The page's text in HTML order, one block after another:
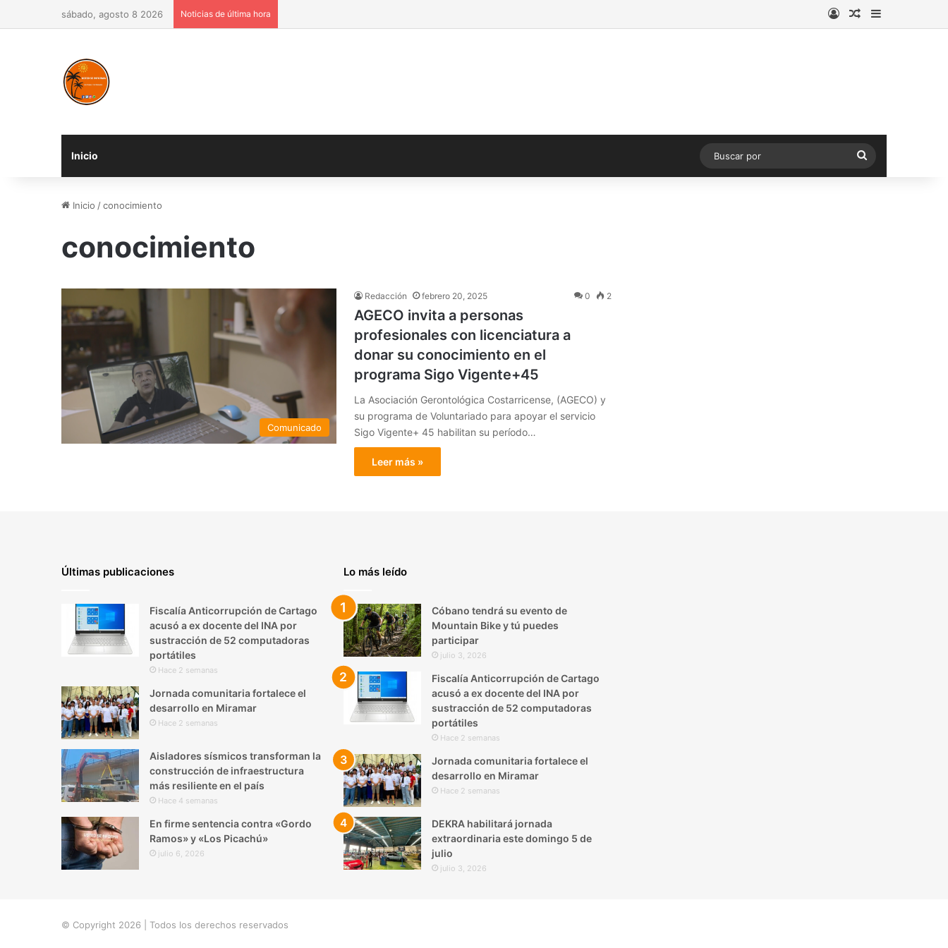
sábado, agosto 8 2026 Noticias de última hora AccesoPublicación al
Barra lateral
Inicio
Buscar
por
Inicio /conocimiento
conocimiento
Comunicado
Redacción febrero 20, 2025 0 2
AGECO invita a personas
profesionales con licenciatura a
donar su conocimiento en el
programa Sigo Vigente+45
La Asociación Gerontológica Costarricense, (AGECO) y
su programa de Voluntariado para apoyar el servicio
Sigo Vigente+ 45 habilitan su período…
Leer más »
Últimas publicaciones
Fiscalía Anticorrupción de Cartago
acusó a ex docente del INA por
sustracción de 52 computadoras
portátiles
Hace 2 semanas
Jornada comunitaria fortalece el
desarrollo en Miramar
Hace 2 semanas
Aisladores sísmicos transforman la
construcción de infraestructura
más resiliente en el país
Hace 4 semanas
En firme sentencia contra «Gordo
Ramos» y «Los Picachú»
julio 6, 2026
Lo más leído
Cóbano tendrá su evento de
Mountain Bike y tú puedes
participar
julio 3, 2026
Fiscalía Anticorrupción de Cartago
acusó a ex docente del INA por
sustracción de 52 computadoras
portátiles
Hace 2 semanas
Jornada comunitaria fortalece el
desarrollo en Miramar
Hace 2 semanas
DEKRA habilitará jornada
extraordinaria este domingo 5 de
julio
julio 3, 2026
© Copyright 2026 | Todos los derechos reservados